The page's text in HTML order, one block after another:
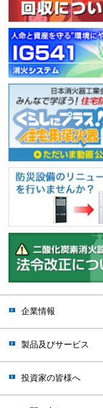
企業情報
製品及びサービス
投資家の皆様へ